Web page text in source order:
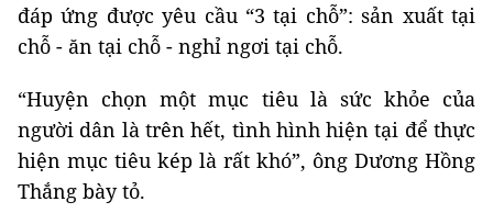
đáp ứng được yêu cầu “3 tại chỗ”: sản xuất tại
chỗ - ăn tại chỗ - nghỉ ngơi tại chỗ.
“Huyện chọn một mục tiêu là sức khỏe của
người dân là trên hết, tình hình hiện tại để thực
hiện mục tiêu kép là rất khó”, ông Dương Hồng
Thắng bày tỏ.